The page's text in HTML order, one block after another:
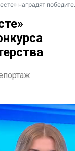
конкурса профессионального мастерства